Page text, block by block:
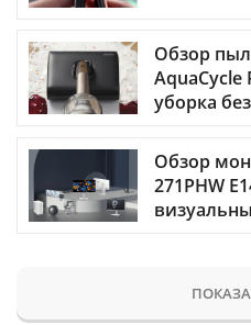
Обзор
AquaCycle
уборка
Обзор
271PHW